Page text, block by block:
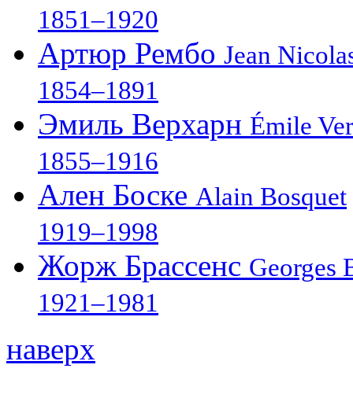
1851–1920
Артюр Рембо Jean
1854–1891
Эмиль Верхарн Émile
1855–1916
Ален Боске Alain Bosquet
1919–1998
Жорж Брассенс Georges
1921–1981
наверх